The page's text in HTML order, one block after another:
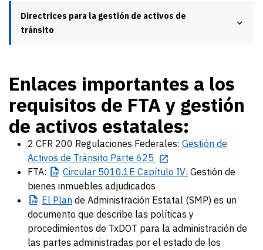
Directrices para la gestión de activos de
tránsito
Enlaces importantes a los
requisitos de FTA y gestión
de activos estatales:
2 CFR 200 Regulaciones Federales: Gestión de
Activos de Tránsito Parte 625
FTA:
Circular 5010.1E Capítulo IV: Gestión de
bienes inmuebles adjudicados
El Plan de Administración Estatal (SMP) es un
documento que describe las políticas y
procedimientos de TxDOT para la administración de
las partes administradas por el estado de los